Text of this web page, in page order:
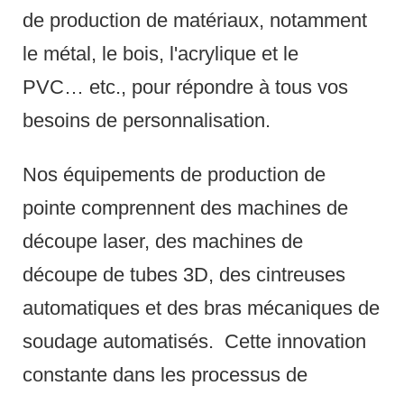
de production de matériaux, notamment
le métal, le bois, l'acrylique et le
PVC… etc., pour répondre à tous vos
besoins de personnalisation.
Nos équipements de production de
pointe comprennent des machines de
découpe laser, des machines de
découpe de tubes 3D, des cintreuses
automatiques et des bras mécaniques de
soudage automatisés. Cette innovation
constante dans les processus de